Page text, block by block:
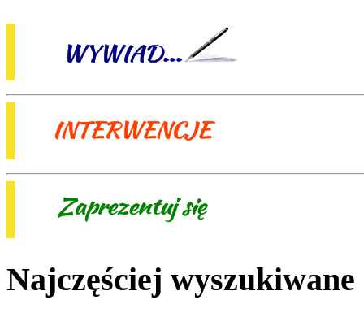
Najczęściej wyszukiwane